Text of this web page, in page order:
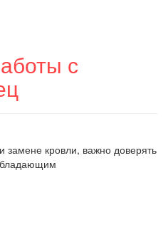
с
замене кровли, важно доверять